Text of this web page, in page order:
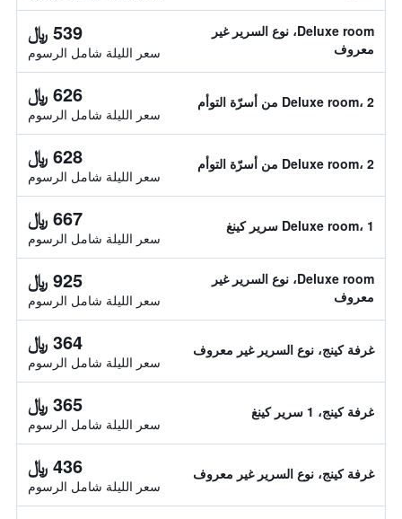
Deluxe room، نوع السرير غير
معروف
539 ﷼
سعر الليلة شامل الرسوم
Deluxe room، 2 من أسرّة التوأم 626 ﷼
سعر الليلة شامل الرسوم
Deluxe room، 2 من أسرّة التوأم 628 ﷼
سعر الليلة شامل الرسوم
Deluxe room، 1 سرير كينغ 667 ﷼
سعر الليلة شامل الرسوم
Deluxe room، نوع السرير غير
معروف
925 ﷼
سعر الليلة شامل الرسوم
غرفة كينج، نوع السرير غير معروف 364 ﷼
سعر الليلة شامل الرسوم
غرفة كينج، 1 سرير كينغ 365 ﷼
سعر الليلة شامل الرسوم
غرفة كينج، نوع السرير غير معروف 436 ﷼
سعر الليلة شامل الرسوم